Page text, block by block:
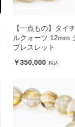
【一点もの】タイ
ルクォーツ 12mm
ブレスレット
350,000